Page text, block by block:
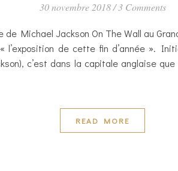
30 novembre 2018 / 3 Comments
de Michael Jackson On The Wall au
de cette fin d’année ».
c’est dans la capitale anglaise que
READ MORE